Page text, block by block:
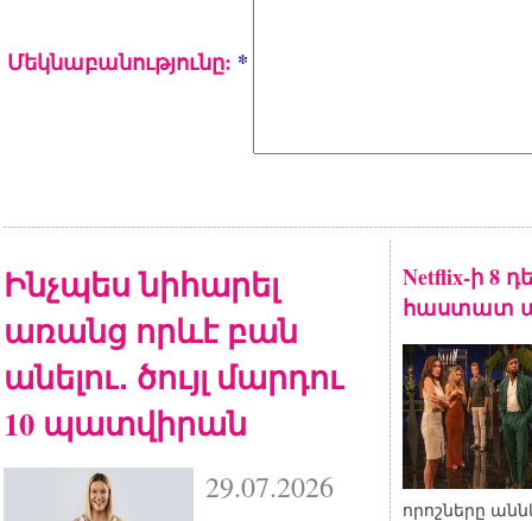
Մեկնաբանությունը: *
Ինչպես նիհարել
առանց որևէ բան
անելու․ ծույլ մարդու
10 պատվիրան
29.07.2026
Netflix-ի 8
հաստատ
որոշները